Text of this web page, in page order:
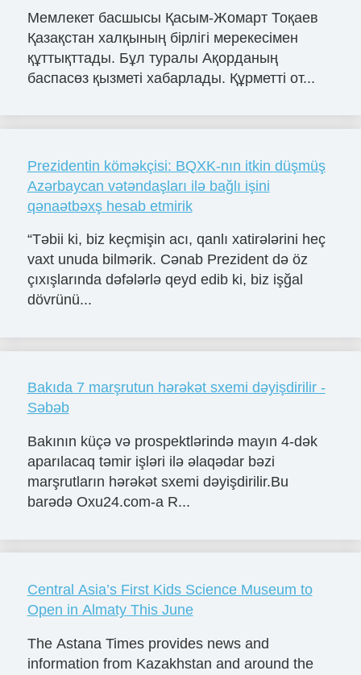
Мемлекет басшысы Қасым-Жомарт Тоқаев
Қазақстан халқының бірлігі мерекесімен
құттықттады. Бұл туралы Ақорданың
баспасөз қызметі хабарлады. Құрметті от...
Prezidentin köməkçisi: BQXK-nın itkin düşmüş
Azərbaycan vətəndaşları ilə bağlı işini
qənaətbəxş hesab etmirik
“Təbii ki, biz keçmişin acı, qanlı xatirələrini heç
vaxt unuda bilmərik. Cənab Prezident də öz
çıxışlarında dəfələrlə qeyd edib ki, biz işğal
dövrünü...
Bakıda 7 marşrutun hərəkət sxemi dəyişdirilir -
Səbəb
Bakının küçə və prospektlərində mayın 4-dək
aparılacaq təmir işləri ilə əlaqədar bəzi
marşrutların hərəkət sxemi dəyişdirilir.Bu
barədə Oxu24.com-a R...
Central Asia’s First Kids Science Museum to
Open in Almaty This June
The Astana Times provides news and
information from Kazakhstan and around the